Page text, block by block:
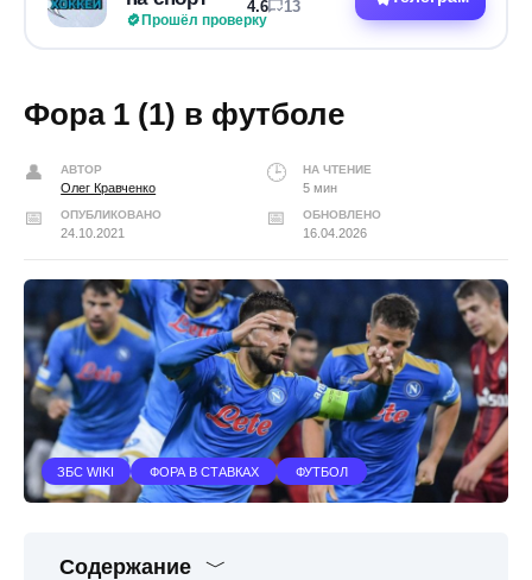
Прошёл проверку
4.6 13
Фора 1 (1) в футболе
АВТОР
Олег Кравченко
НА ЧТЕНИЕ
5 мин
ОПУБЛИКОВАНО
24.10.2021
ОБНОВЛЕНО
16.04.2026
ЗБС WIKI ФОРА В СТАВКАХ ФУТБОЛ
Содержание